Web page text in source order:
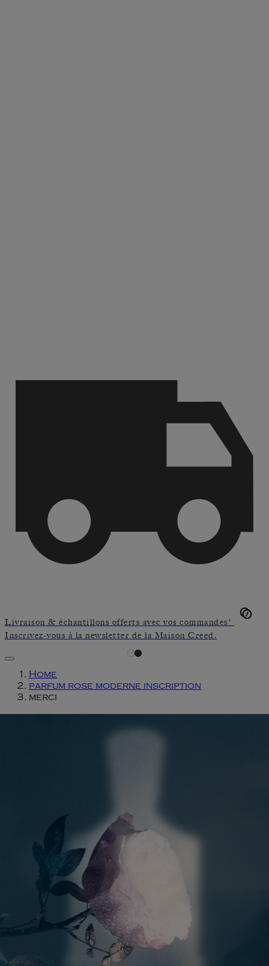
Livraison & échantillons offerts avec vos commandes*
Inscrivez-vous à la newsletter de la Maison Creed.
Home
parfum rose moderne inscription
merci